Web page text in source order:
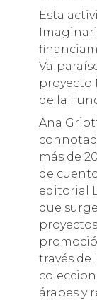
Esta
proyecto
de la
Ana
más de
de
editorial
que
través de
árabes y